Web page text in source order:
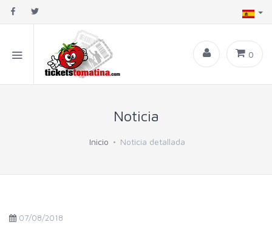
0
Noticia
Inicio Noticia detallada
07/08/2018